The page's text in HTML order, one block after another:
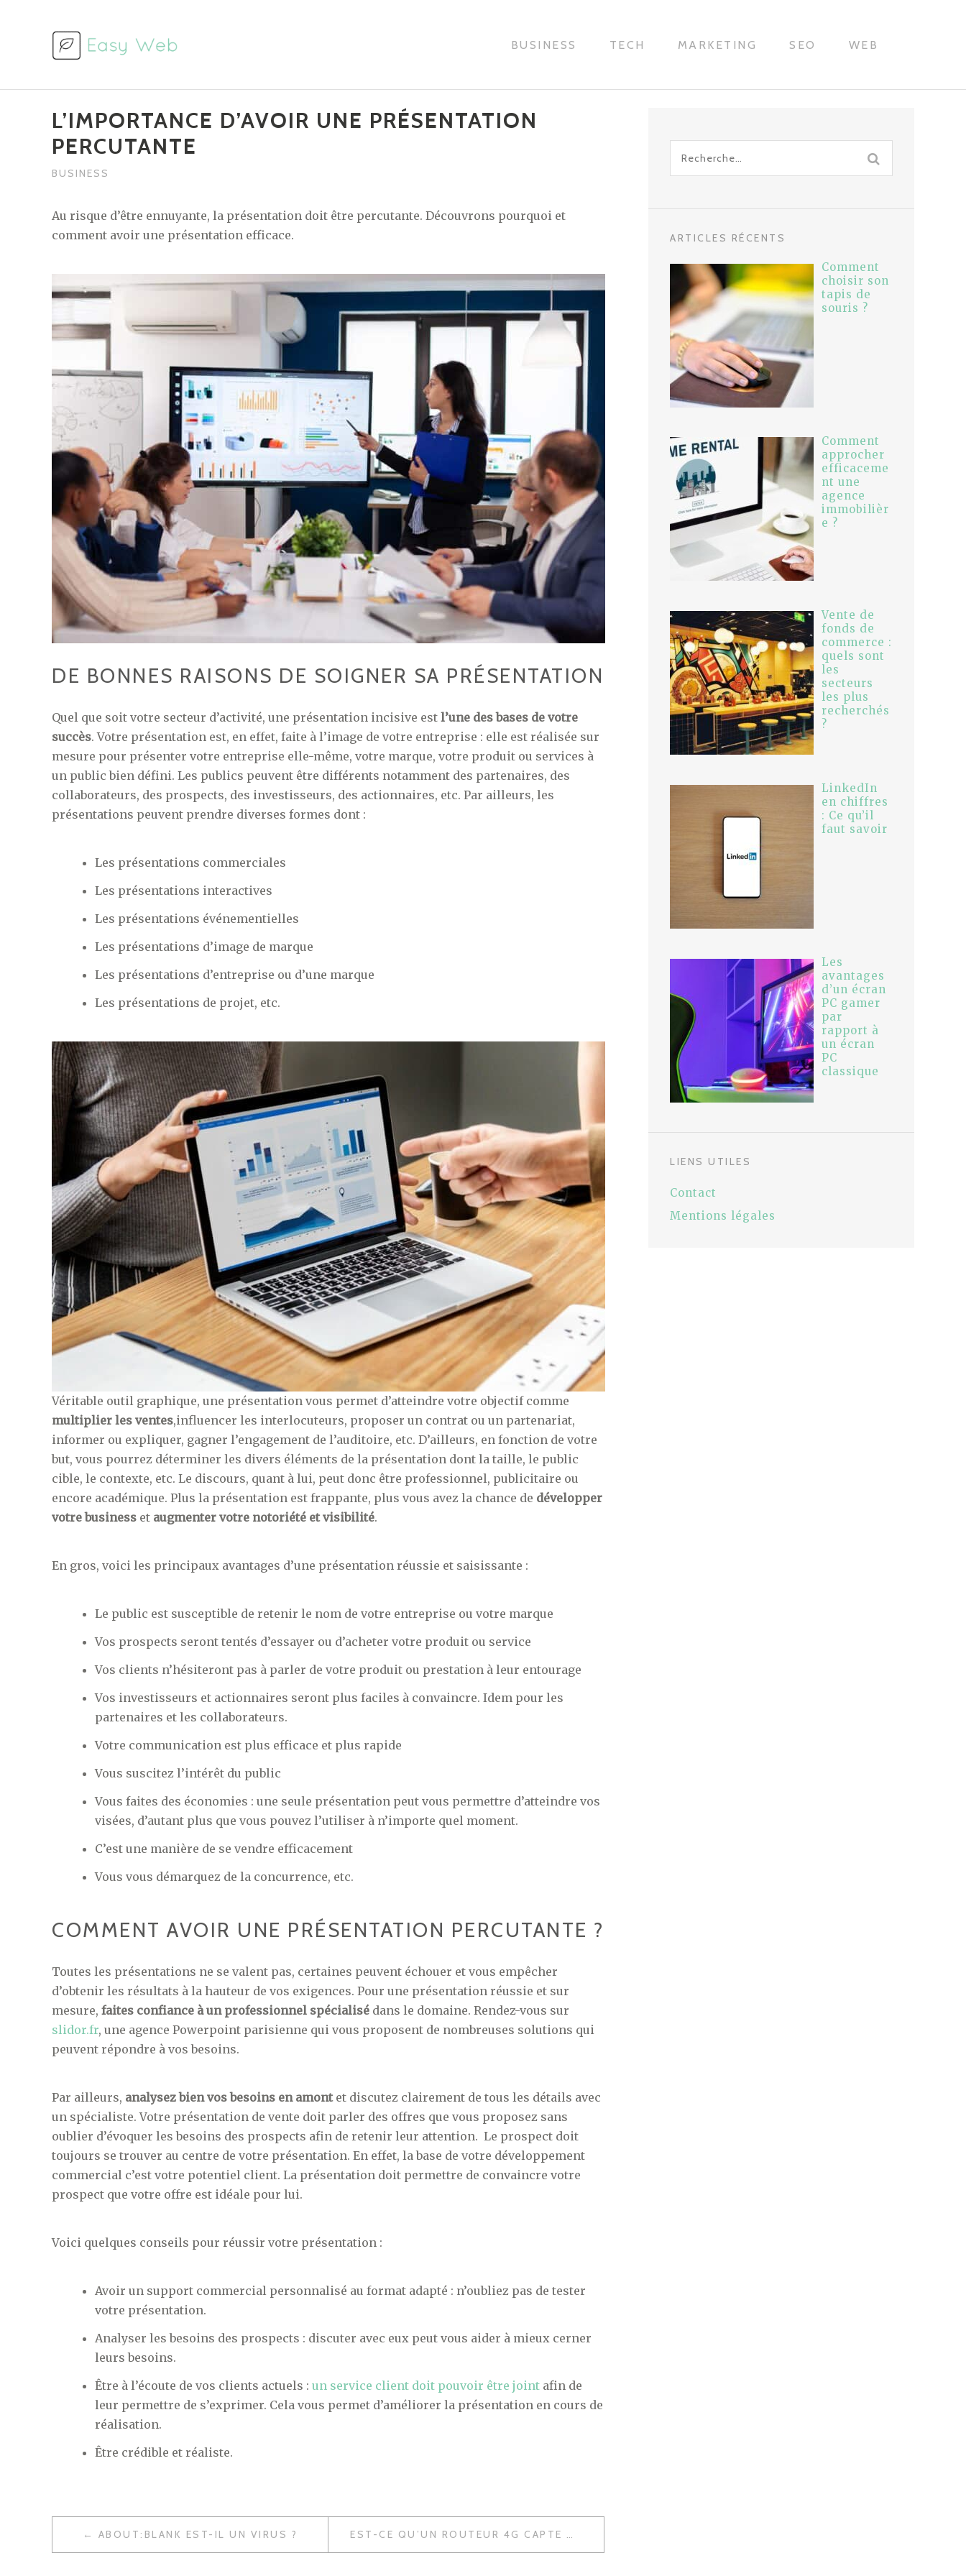
BUSINESS TECH MARKETING SEO WEB
L’IMPORTANCE D’AVOIR UNE PRÉSENTATION
PERCUTANTE
BUSINESS
Au risque d’être ennuyante, la présentation doit être percutante. Découvrons pourquoi et
comment avoir une présentation efficace.
DE BONNES RAISONS DE SOIGNER SA PRÉSENTATION
Quel que soit votre secteur d’activité, une présentation incisive est l’une des bases de votre
succès. Votre présentation est, en effet, faite à l’image de votre entreprise : elle est réalisée sur
mesure pour présenter votre entreprise elle-même, votre marque, votre produit ou services à
un public bien défini. Les publics peuvent être différents notamment des partenaires, des
collaborateurs, des prospects, des investisseurs, des actionnaires, etc. Par ailleurs, les
présentations peuvent prendre diverses formes dont :
Les présentations commerciales
Les présentations interactives
Les présentations événementielles
Les présentations d’image de marque
Les présentations d’entreprise ou d’une marque
Les présentations de projet, etc.
Véritable outil graphique, une présentation vous permet d’atteindre votre objectif comme
multiplier les ventes,influencer les interlocuteurs, proposer un contrat ou un partenariat,
informer ou expliquer, gagner l’engagement de l’auditoire, etc. D’ailleurs, en fonction de votre
but, vous pourrez déterminer les divers éléments de la présentation dont la taille, le public
cible, le contexte, etc. Le discours, quant à lui, peut donc être professionnel, publicitaire ou
encore académique. Plus la présentation est frappante, plus vous avez la chance de développer
votre business et augmenter votre notoriété et visibilité.
En gros, voici les principaux avantages d’une présentation réussie et saisissante :
Le public est susceptible de retenir le nom de votre entreprise ou votre marque
Vos prospects seront tentés d’essayer ou d’acheter votre produit ou service
Vos clients n’hésiteront pas à parler de votre produit ou prestation à leur entourage
Vos investisseurs et actionnaires seront plus faciles à convaincre. Idem pour les
partenaires et les collaborateurs.
Votre communication est plus efficace et plus rapide
Vous suscitez l’intérêt du public
Vous faites des économies : une seule présentation peut vous permettre d’atteindre vos
visées, d’autant plus que vous pouvez l’utiliser à n’importe quel moment.
C’est une manière de se vendre efficacement
Vous vous démarquez de la concurrence, etc.
COMMENT AVOIR UNE PRÉSENTATION PERCUTANTE ?
Toutes les présentations ne se valent pas, certaines peuvent échouer et vous empêcher
d’obtenir les résultats à la hauteur de vos exigences. Pour une présentation réussie et sur
mesure, faites confiance à un professionnel spécialisé dans le domaine. Rendez-vous sur
slidor.fr, une agence Powerpoint parisienne qui vous proposent de nombreuses solutions qui
peuvent répondre à vos besoins.
Par ailleurs, analysez bien vos besoins en amontet discutez clairement de tous les détails avec
un spécialiste. Votre présentation de vente doit parler des offres que vous proposez sans
oublier d’évoquer les besoins des prospects afin de retenir leur attention. Le prospect doit
toujours se trouver au centre de votre présentation. En effet, la base de votre développement
commercial c’est votre potentiel client. La présentation doit permettre de convaincre votre
prospect que votre offre est idéale pour lui.
Voici quelques conseils pour réussir votre présentation :
Avoir un support commercial personnalisé au format adapté : n’oubliez pas de tester
votre présentation.
Analyser les besoins des prospects : discuter avec eux peut vous aider à mieux cerner
leurs besoins.
Être à l’écoute de vos clients actuels : un service client doit pouvoir être joint afin de
leur permettre de s’exprimer. Cela vous permet d’améliorer la présentation en cours de
réalisation.
Être crédible et réaliste.
NAVIGATION
DE
ABOUT:BLANK EST-IL UN VIRUS ? EST-CE QU’UN ROUTEUR 4G CAPTE MIEUX QU’UN TÉLÉPHONE ?
ARTICLES RÉCENTS
Comment
choisir son
tapis de
souris ?
Comment
approcher
efficaceme
nt une
agence
immobilièr
e ?
Vente de
fonds de
commerce :
quels sont
les
secteurs
les plus
recherchés
?
LinkedIn
en chiffres
: Ce qu’il
faut savoir
Les
avantages
d’un écran
PC gamer
par
rapport à
un écran
PC
classique
LIENS UTILES
Contact
Mentions légales